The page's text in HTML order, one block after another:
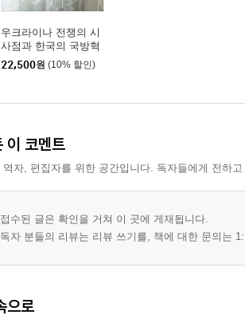
우크라이나 전쟁의 시
사점과 한국의 국방혁
신
22,500원 (10% 할인)
이 코멘트
역자, 편집자를 위한 공간입니다. 독자들에게 전하
접수된 글은 확인을 거쳐 이 곳에 게재됩니다.
독자 분들의 리뷰는 리뷰 쓰기를, 책에 대한 문의는
으로